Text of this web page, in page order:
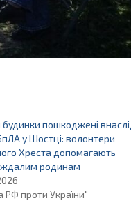
будинки пошкоджені
у Шостці: волонтери
Хреста допомагають
родинам
РФ проти України"